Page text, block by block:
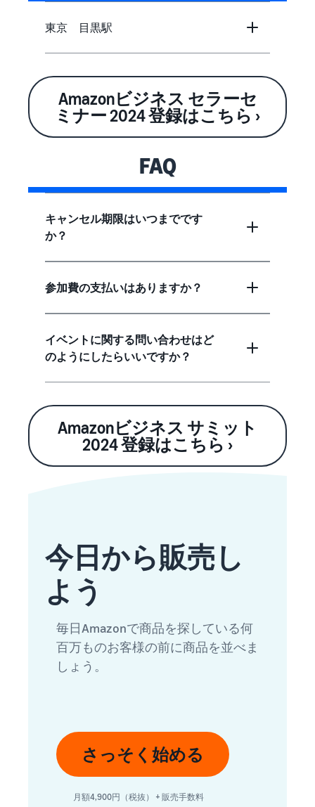
東京 目黒駅
Amazonビジネス セラーセ
ミナー 2024 登録はこちら ›
FAQ
キャンセル期限はいつまでです
か？
参加費の支払いはありますか？
イベントに関する問い合わせはど
のようにしたらいいですか？
Amazonビジネス サミット
2024 登録はこちら ›
今日から販売し
よう
毎日Amazonで商品を探している何
百万ものお客様の前に商品を並べま
しょう。
さっそく始める
月額4,900円（税抜） + 販売手数料